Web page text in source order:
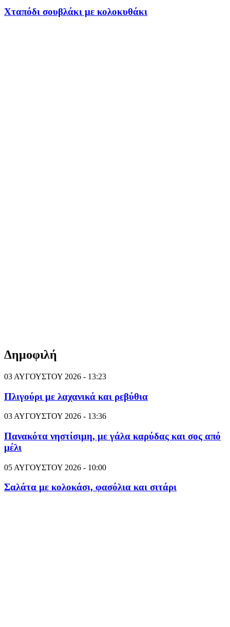
Χταπόδι σουβλάκι με κολοκυθάκι
Δημοφιλή
03 ΑΥΓΟΥΣΤΟΥ 2026 - 13:23
Πλιγούρι με λαχανικά και ρεβύθια
03 ΑΥΓΟΥΣΤΟΥ 2026 - 13:36
Πανακότα νηστίσιμη, με γάλα καρύδας και σος από
μέλι
05 ΑΥΓΟΥΣΤΟΥ 2026 - 10:00
Σαλάτα με κολοκάσι, φασόλια και σιτάρι